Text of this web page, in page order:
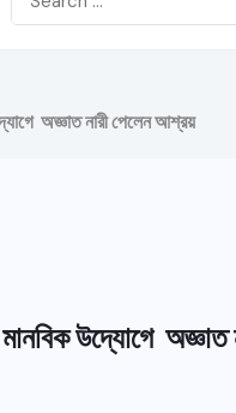
অজ্ঞাত নারী পেলেন আশ্রয়
মানবিক উদ্যোগে অজ্ঞাত